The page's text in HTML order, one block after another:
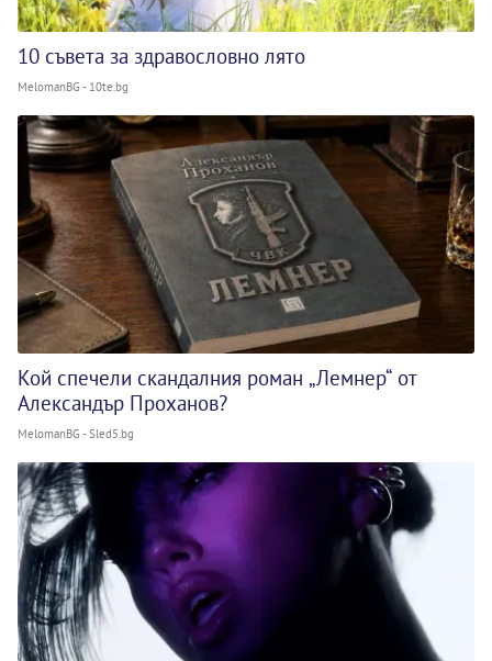
10 съвета за здравословно лято
MelomanBG - 10te.bg
Кой спечели скандалния роман „Лемнер“ от
Александър Проханов?
MelomanBG - Sled5.bg